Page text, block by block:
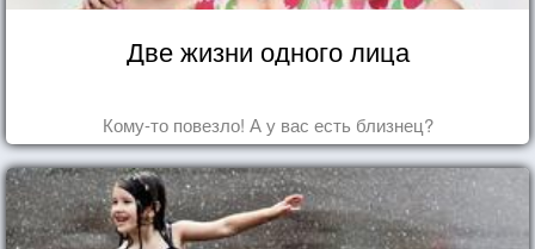
Две жизни одного лица
Кому-то повезло! А у вас есть близнец?